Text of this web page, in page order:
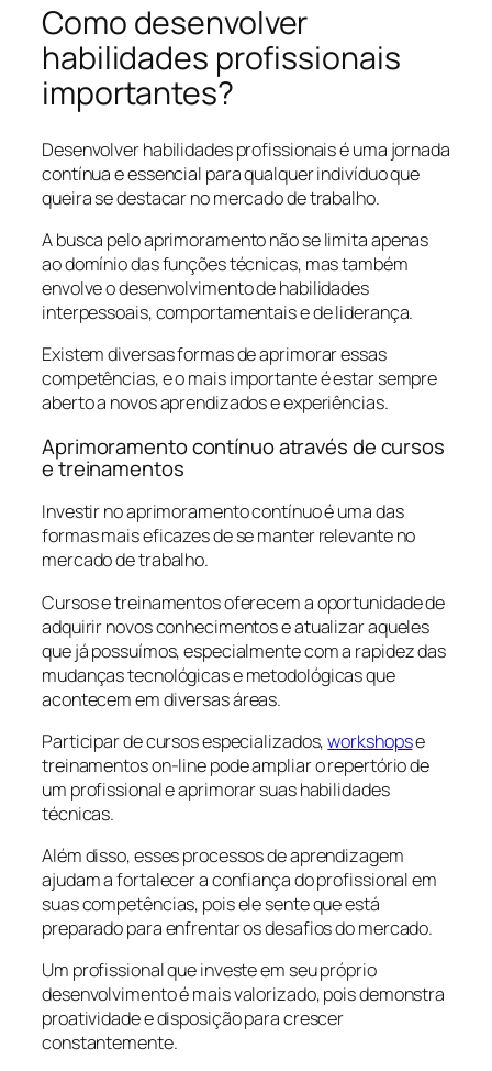
Como desenvolver
habilidades profissionais
importantes?
Desenvolver habilidades profissionais é uma jornada
contínua e essencial para qualquer indivíduo que
queira se destacar no mercado de trabalho.
A busca pelo aprimoramento não se limita apenas
ao domínio das funções técnicas, mas também
envolve o desenvolvimento de habilidades
interpessoais, comportamentais e de liderança.
Existem diversas formas de aprimorar essas
competências, e o mais importante é estar sempre
aberto a novos aprendizados e experiências.
Aprimoramento contínuo através de cursos
e treinamentos
Investir no aprimoramento contínuo é uma das
formas mais eficazes de se manter relevante no
mercado de trabalho.
Cursos e treinamentos oferecem a oportunidade de
adquirir novos conhecimentos e atualizar aqueles
que já possuímos, especialmente com a rapidez das
mudanças tecnológicas e metodológicas que
acontecem em diversas áreas.
Participar de cursos especializados,workshopse
treinamentos on-line pode ampliar o repertório de
um profissional e aprimorar suas habilidades
técnicas.
Além disso, esses processos de aprendizagem
ajudam a fortalecer a confiança do profissional em
suas competências, pois ele sente que está
preparado para enfrentar os desafios do mercado.
Um profissional que investe em seu próprio
desenvolvimento é mais valorizado, pois demonstra
proatividade e disposição para crescer
constantemente.